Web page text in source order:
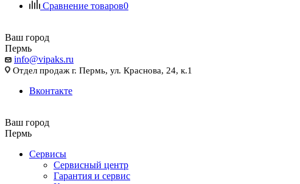
Сравнение товаров0
Ваш город
Пермь
info@vipaks.ru
Отдел продаж г. Пермь, ул. Краснова, 24, к.1
Вконтакте
Ваш город
Пермь
Сервисы
Сервисный центр
Гарантия и сервис